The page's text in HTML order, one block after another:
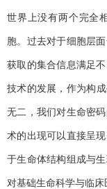
世界上没有两个完全
胞。过去对于细胞层
获取的集合信息满足
技术的发展，作为构
无二，我们对生命密
术的出现可以直接呈
于生命体结构组成与
对基础生命科学与临床